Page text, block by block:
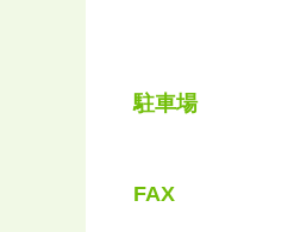
駐車場
FAX